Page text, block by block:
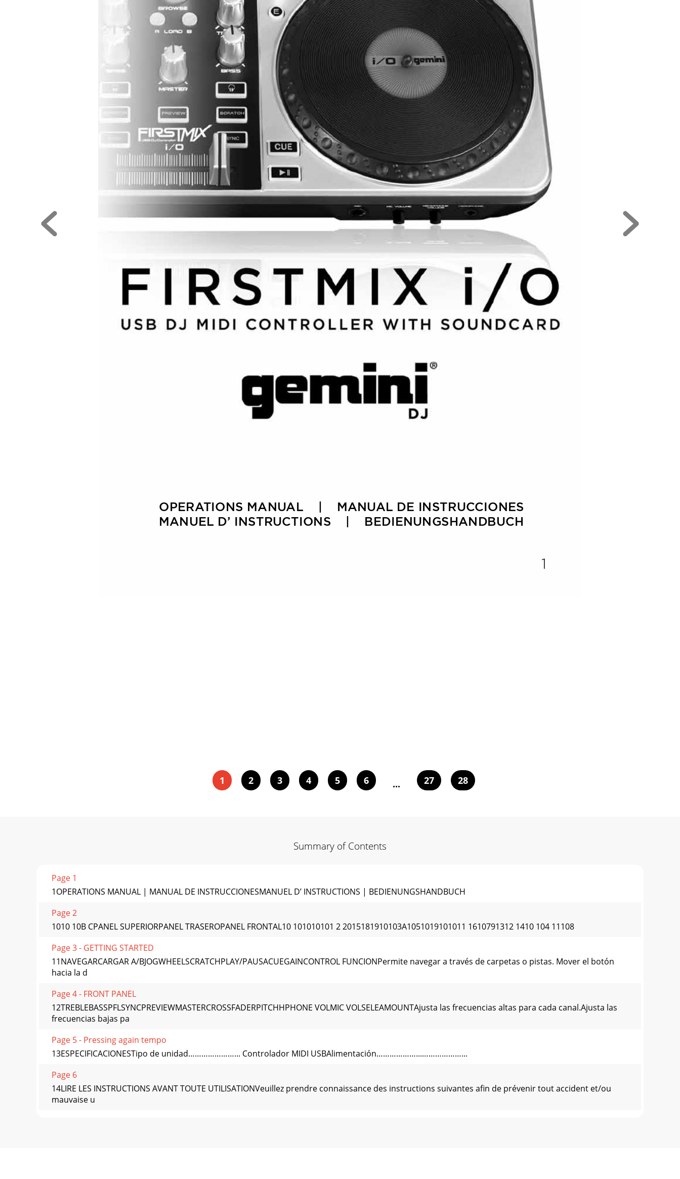
1
OPERATIONS MANUAL    |    MANUAL DE INSTRUCCIONES
MANUEL D’ INSTRUCTIONS    |    BEDIENUNGSHANDBUCH
1 2 3 4 5 6 ... 27 28
Summary of Contents
Page 1
1OPERATIONS MANUAL | MANUAL DE INSTRUCCIONESMANUEL D’ INSTRUCTIONS | BEDIENUNGSHANDBUCH
Page 2
1010 10B CPANEL SUPERIORPANEL TRASEROPANEL FRONTAL10 101010101 2 2015181910103A1051019101011 1610791312 1410 104 11108
Page 3 - GETTING STARTED
11NAVEGARCARGAR A/BJOGWHEELSCRATCHPLAY/PAUSACUEGAINCONTROL FUNCIONPermite navegar a través de carpetas o pistas. Mover el botón
hacia la d
Page 4 - FRONT PANEL
12TREBLEBASSPFLSYNCPREVIEWMASTERCROSSFADERPITCHHPHONE VOLMIC VOLSELEAMOUNTAjusta las frecuencias altas para cada canal.Ajusta las
frecuencias bajas pa
Page 5 - Pressing again tempo
13ESPECIFICACIONESTipo de unidad…………………... Controlador MIDI USBAlimentación………………...………………...
Page 6
14LIRE LES INSTRUCTIONS AVANT TOUTE UTILISATIONVeuillez prendre connaissance des instructions suivantes aﬁn de prévenir tout accident et/ou
mauvaise u